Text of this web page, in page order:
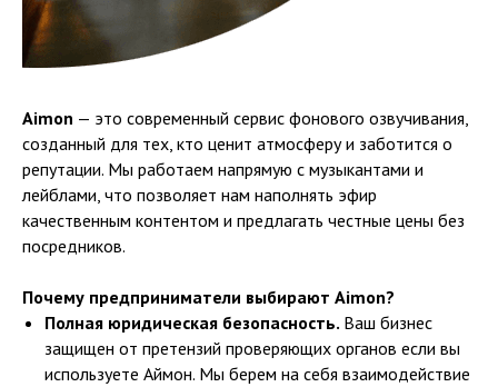
Aimon — это современный сервис фонового озвучивания,
созданный для тех, кто ценит атмосферу и заботится о
репутации. Мы работаем напрямую с музыкантами и
лейблами, что позволяет нам наполнять эфир
качественным контентом и предлагать честные цены без
посредников.
Почему предприниматели выбирают Aimon?
Полная юридическая безопасность. Ваш бизнес
защищен от претензий проверяющих органов если вы
используете Аймон. Мы берем на себя взаимодействие